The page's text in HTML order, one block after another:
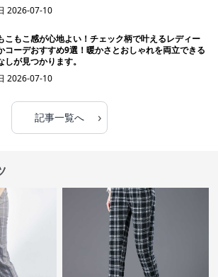
2026-07-10
こもこ感が心地よい！チェック柄で叶えるレディー
コーデおすすめ9選！暖かさとおしゃれを両立できる
しが見つかります。
2026-07-10
記事一覧へ ›